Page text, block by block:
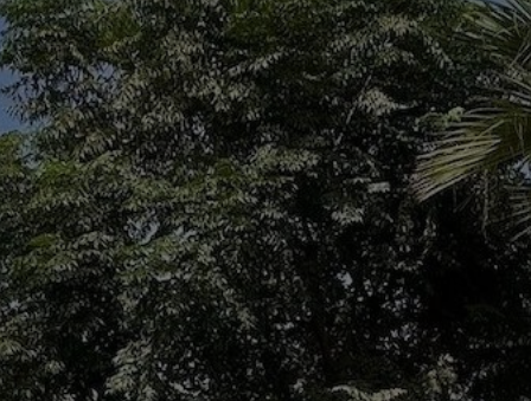
Acheter Villa 7 pièces 450 m² Marrakech